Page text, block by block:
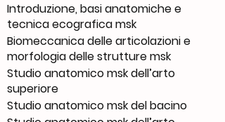
Introduzione, basi anatomiche e
tecnica ecografica msk
Biomeccanica delle articolazioni e
morfologia delle strutture msk
Studio anatomico msk dell’arto
superiore
Studio anatomico msk del bacino